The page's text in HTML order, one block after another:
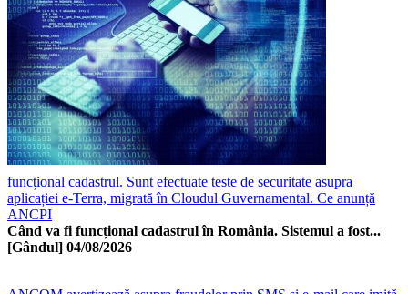
funcțional cadastrul. Sunt efectuate teste de securitate asupra
aplicației e-Terra, migrată în Cloudul Guvernamental. Ce anunță
ANCPI
Când va fi funcțional cadastrul în România. Sistemul a fost...
[Gândul] 04/08/2026